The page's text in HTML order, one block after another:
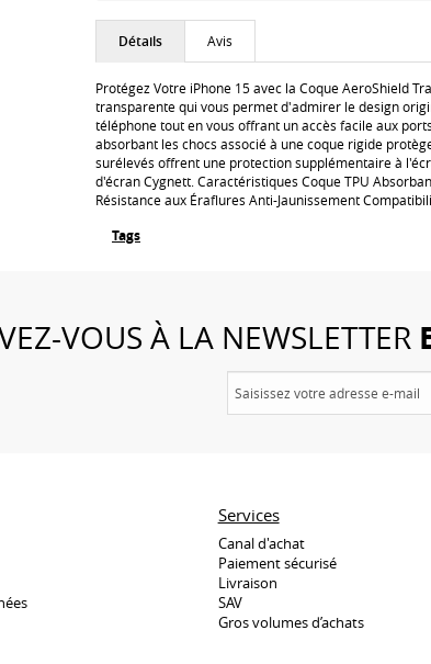
Détails Avis
Protégez Votre iPhone 15 avec la Coque AeroShield
transparente qui vous permet d'admirer le design
téléphone tout en vous offrant un accès facile aux
absorbant les chocs associé à une coque rigide
surélevés offrent une protection supplémentaire à
d'écran Cygnett. Caractéristiques Coque TPU
Résistance aux Éraflures Anti-Jaunissement
Tags
VOUS À LA NEWSLETTER
Services
Canal d'achat
Paiement sécurisé
Livraison
SAV
Gros volumes d’achats